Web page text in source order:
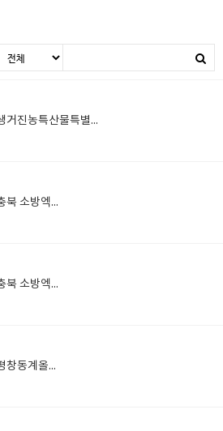
2018생거진농특산물특별전시관
2018 충북 소방엑스포
2018 충북 소방엑스포
2018 평창동계올림픽